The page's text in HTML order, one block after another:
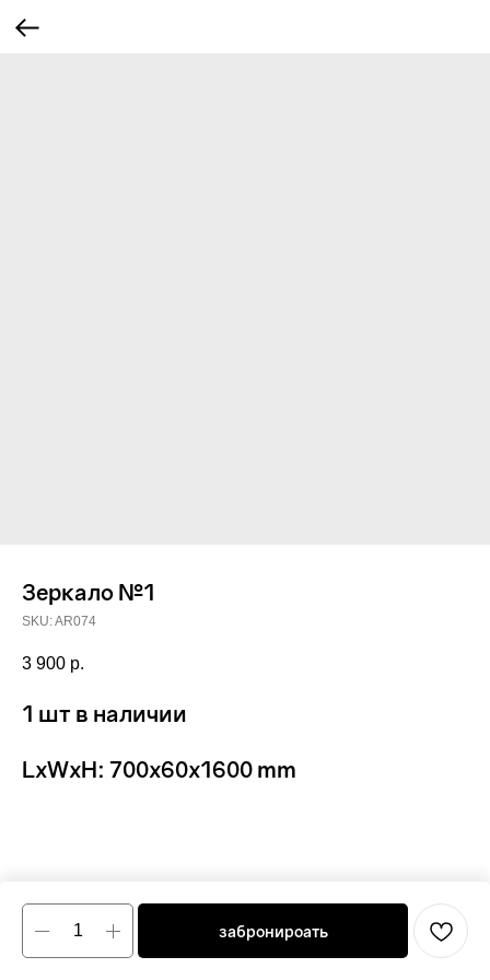
Зеркало №1
SKU:AR074
3 900 р.
забронироать
1 шт в наличии
LxWxH: 700x60x1600 mm